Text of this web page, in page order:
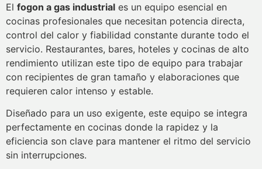
El fogon a gas industrial es un equipo esencial en
cocinas profesionales que necesitan potencia directa,
control del calor y fiabilidad constante durante todo el
servicio. Restaurantes, bares, hoteles y cocinas de alto
rendimiento utilizan este tipo de equipo para trabajar
con recipientes de gran tamaño y elaboraciones que
requieren calor intenso y estable.
Diseñado para un uso exigente, este equipo se integra
perfectamente en cocinas donde la rapidez y la
eficiencia son clave para mantener el ritmo del servicio
sin interrupciones.